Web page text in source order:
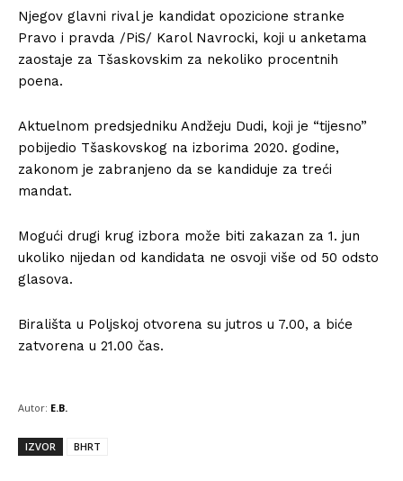
Njegov glavni rival je kandidat opozicione stranke
Pravo i pravda /PiS/ Karol Navrocki, koji u anketama
zaostaje za Tšaskovskim za nekoliko procentnih
poena.
Aktuelnom predsjedniku Andžeju Dudi, koji je “tijesno”
pobijedio Tšaskovskog na izborima 2020. godine,
zakonom je zabranjeno da se kandiduje za treći
mandat.
Mogući drugi krug izbora može biti zakazan za 1. jun
ukoliko nijedan od kandidata ne osvoji više od 50 odsto
glasova.
Birališta u Poljskoj otvorena su jutros u 7.00, a biće
zatvorena u 21.00 čas.
Autor: E.B.
IZVOR BHRT